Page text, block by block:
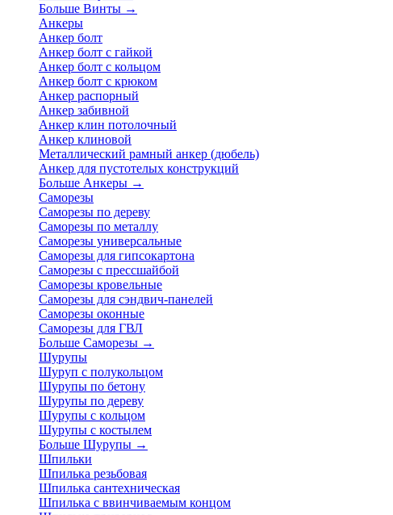
Больше Винты →
Анкеры
Анкер болт
Анкер болт с гайкой
Анкер болт с кольцом
Анкер болт с крюком
Анкер распорный
Анкер забивной
Анкер клин потолочный
Анкер клиновой
Металлический рамный анкер (дюбель)
Анкер для пустотелых конструкций
Больше Анкеры →
Саморезы
Саморезы по дереву
Саморезы по металлу
Саморезы универсальные
Саморезы для гипсокартона
Саморезы с прессшайбой
Саморезы кровельные
Саморезы для сэндвич-панелей
Саморезы оконные
Саморезы для ГВЛ
Больше Саморезы →
Шурупы
Шуруп с полукольцом
Шурупы по бетону
Шурупы по дереву
Шурупы с кольцом
Шурупы с костылем
Больше Шурупы →
Шпильки
Шпилька резьбовая
Шпилька сантехническая
Шпилька с ввинчиваемым концом